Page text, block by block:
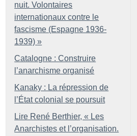
nuit. Volontaires
internationaux contre le
fascisme (Espagne 1936-
1939) »
Catalogne : Construire
l’anarchisme organisé
Kanaky : La répression de
l’État colonial se poursuit
Lire René Berthier, « Les
Anarchistes et l’organisation.